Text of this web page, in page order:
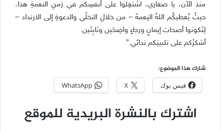
منذ الآن، يا صغاري، اشْتغِلوا على أنفسِكم في زمنِ النعمةِ هذا،
حيثُ يُعطيكُم اللهُ النِعمةَ – من خلالِ التخلّي والدعوةِ إلى الارتداد –
لِتَكونوا أصحابَ إيمانٍ ورجاءٍ واضِحَين وثابِتَين.
أشكرُكم على تلبيتِكم ندائي.”
شارك هذا الموضوع:
فيس بوك X
WhatsApp
اشترك بالنشرة البريدية للموقع